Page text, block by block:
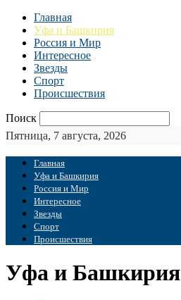
Главная
Уфа и Башкирия
Россия и Мир
Интересное
Звезды
Спорт
Происшествия
Поиск
Пятница, 7 августа, 2026
Главная
Уфа и Башкирия
Россия и Мир
Интересное
Звезды
Спорт
Происшествия
Уфа и Башкирия